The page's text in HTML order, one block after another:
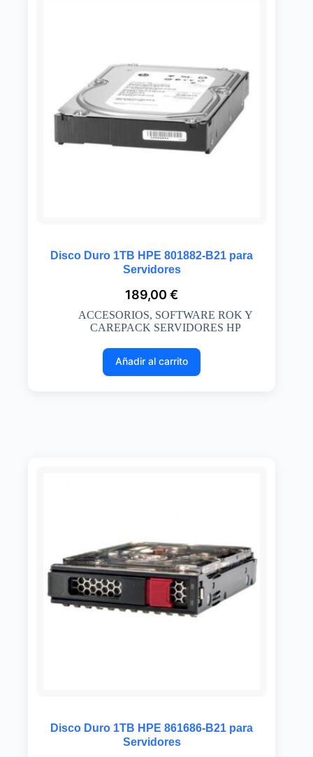
Disco Duro 1TB HPE 801882-B21 para
Servidores
189,00€
ACCESORIOS, SOFTWARE ROK Y
CAREPACK SERVIDORES HP
Añadir al carrito
Disco Duro 1TB HPE 861686-B21 para
Servidores